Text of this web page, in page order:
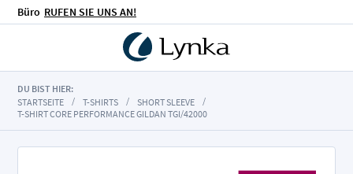
Büro RUFEN SIE UNS AN!
DU BIST HIER:
STARTSEITE
T-SHIRTS
SHORT SLEEVE
T-SHIRT CORE PERFORMANCE GILDAN TGI/42000